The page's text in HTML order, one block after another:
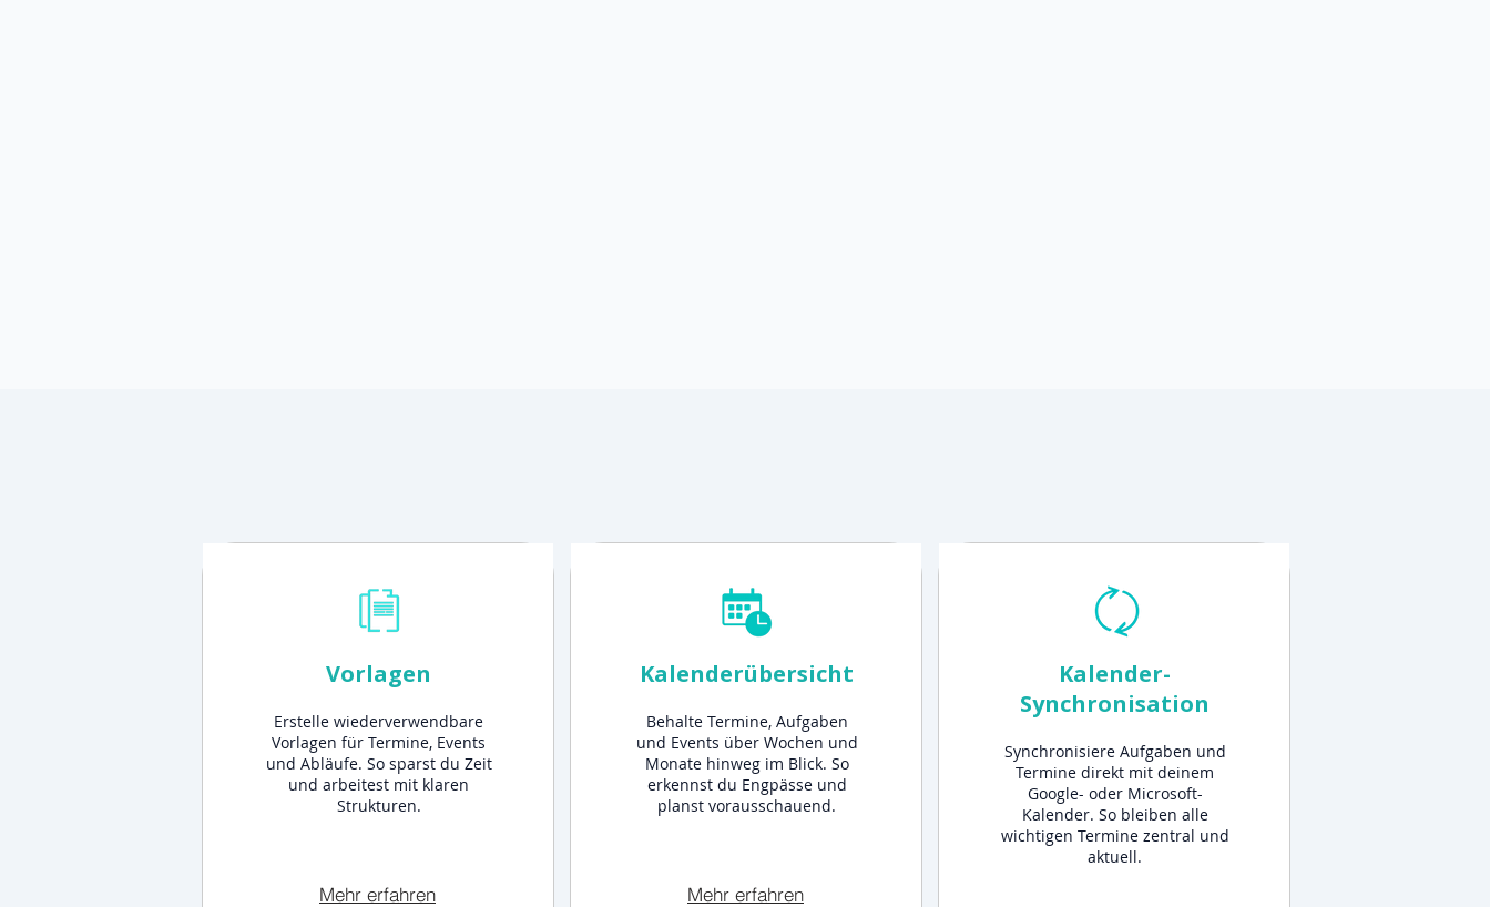
Vorlagen
Erstelle wiederverwendbare
Vorlagen für Termine, Events
und Abläufe. So sparst du Zeit
und arbeitest mit klaren
Strukturen.
Mehr erfahren
Kalenderübersicht
Behalte Termine, Aufgaben
und Events über Wochen und
Monate hinweg im Blick. So
erkennst du Engpässe und
planst vorausschauend.
Mehr erfahren
Kalender-
Synchronisation
Synchronisiere Aufgaben und
Termine direkt mit deinem
Google- oder Microsoft-
Kalender. So bleiben alle
wichtigen Termine zentral und
aktuell.